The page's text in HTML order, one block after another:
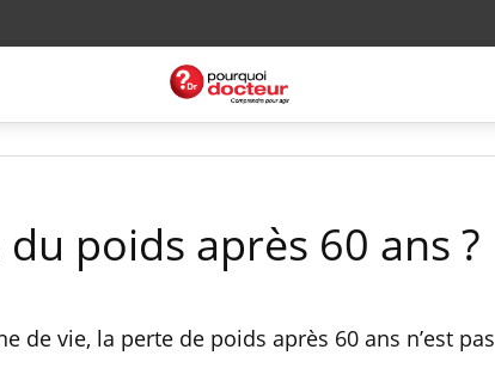
poids après 60 ans ?
de vie, la perte de poids après 60 ans n’est pas